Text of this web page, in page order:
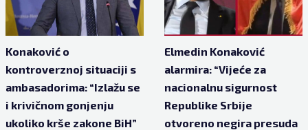
Konaković o
kontroverznoj situaciji s
ambasadorima: “Izlažu se
i krivičnom gonjenju
ukoliko krše zakone BiH”
Elmedin Konaković
alarmira: “Vijeće za
nacionalnu sigurnost
Republike Srbije
otvoreno negira presuda